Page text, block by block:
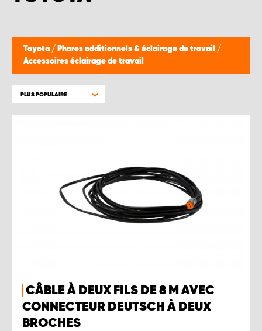
Toyota / Phares additionnels & éclairage de travail /
Accessoires éclairage de travail
PLUS POPULAIRE
CÂBLE À DEUX FILS DE 8 M AVEC
CONNECTEUR DEUTSCH À DEUX
BROCHES